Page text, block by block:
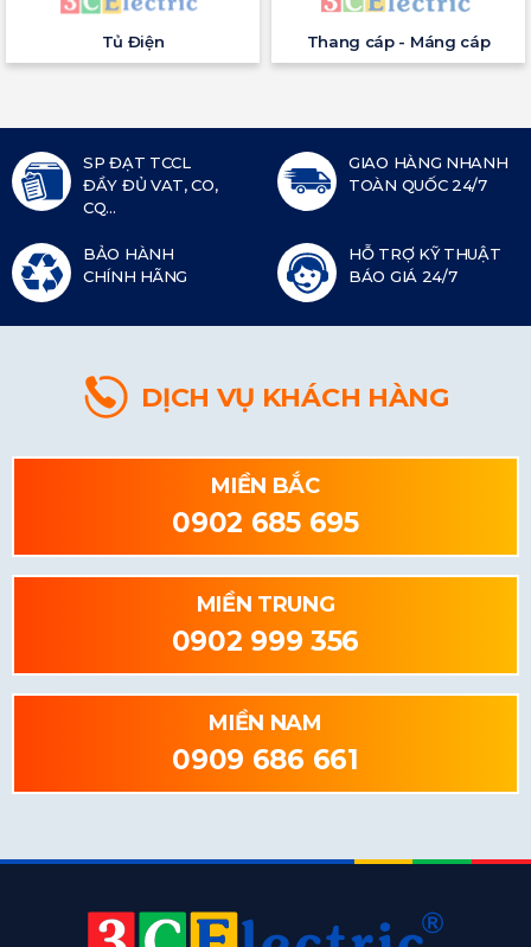
Tủ Điện Thang cáp - Máng cáp
SP ĐẠT TCCL
ĐẦY ĐỦ VAT, CO,
CQ...
GIAO HÀNG NHANH
TOÀN QUỐC 24/7
BẢO HÀNH
CHÍNH HÃNG
HỖ TRỢ KỸ THUẬT
BÁO GIÁ 24/7
DỊCH VỤ KHÁCH HÀNG
MIỀN BẮC
0902 685 695
MIỀN TRUNG
0902 999 356
MIỀN NAM
0909 686 661